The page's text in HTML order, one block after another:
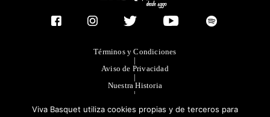
Términos y Condiciones
|
Aviso de Privacidad
|
Nuestra Historia
|
|
Viva Basquet utiliza cookies propias y de terceros para